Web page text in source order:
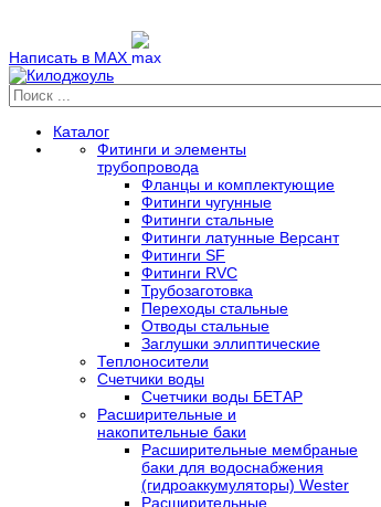
Написать в MAX
Каталог
Фитинги и элементы
трубопровода
Фланцы и комплектующие
Фитинги чугунные
Фитинги стальные
Фитинги латунные Версант
Фитинги SF
Фитинги RVC
Трубозаготовка
Переходы стальные
Отводы стальные
Заглушки эллиптические
Теплоносители
Счетчики воды
Счетчики воды БЕТАР
Расширительные и
накопительные баки
Расширительные мембраные
баки для водоснабжения
(гидроаккумуляторы) Wester
Расширительные